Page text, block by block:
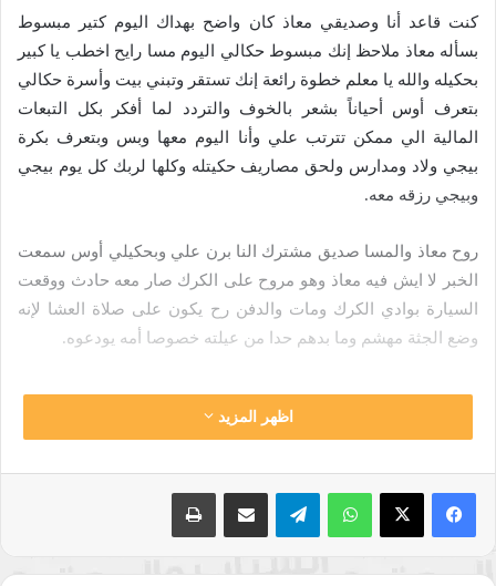
كنت قاعد أنا وصديقي معاذ كان واضح بهداك اليوم كتير مبسوط
بسأله معاذ ملاحظ إنك مبسوط حكالي اليوم مسا رايح اخطب يا كبير
بحكيله والله يا معلم خطوة رائعة إنك تستقر وتبني بيت وأسرة حكالي
بتعرف أوس أحياناً بشعر بالخوف والتردد لما أفكر بكل التبعات
المالية الي ممكن تترتب علي وأنا اليوم معها وبس وبتعرف بكرة
بيجي ولاد ومدارس ولحق مصاريف حكيتله وكلها لربك كل يوم بيجي
وبيجي رزقه معه.
روح معاذ والمسا صديق مشترك النا برن علي وبحكيلي أوس سمعت
الخبر لا ايش فيه معاذ وهو مروح على الكرك صار معه حادث ووقعت
السيارة بوادي الكرك ومات والدفن رح يكون على صلاة العشا لإنه
وضع الجثة مهشم وما بدهم حدا من عيلته خصوصا أمه يودعوه.
اظهر المزيد
واتساب تيلقرام مشاركة عبر البريد طباعة